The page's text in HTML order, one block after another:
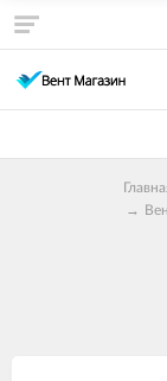
→